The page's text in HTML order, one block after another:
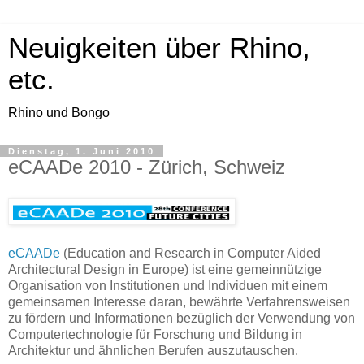
Neuigkeiten über Rhino,
etc.
Rhino und Bongo
Dienstag, 1. Juni 2010
eCAADe 2010 - Zürich, Schweiz
eCAADe (Education and Research in Computer Aided
Architectural Design in Europe) ist eine gemeinnützige
Organisation von Institutionen und Individuen mit einem
gemeinsamen Interesse daran, bewährte Verfahrensweisen
zu fördern und Informationen bezüglich der Verwendung von
Computertechnologie für Forschung und Bildung in
Architektur und ähnlichen Berufen auszutauschen.